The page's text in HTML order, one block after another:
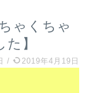
ゃくちゃ
】
/ 2019年4月19日